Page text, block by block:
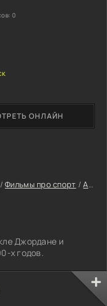
/Фильмы про спорт /Американские сериалы
Джордане и
х годов.
ОНЛАЙН
0